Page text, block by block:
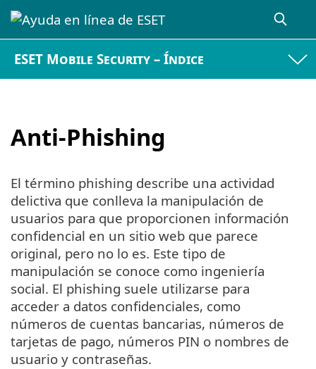
ESET Mobile Security – Índice
Anti-Phishing
El término phishing describe una actividad
delictiva que conlleva la manipulación de
usuarios para que proporcionen información
confidencial en un sitio web que parece
original, pero no lo es. Este tipo de
manipulación se conoce como ingeniería
social. El phishing suele utilizarse para
acceder a datos confidenciales, como
números de cuentas bancarias, números de
tarjetas de pago, números PIN o nombres de
usuario y contraseñas.